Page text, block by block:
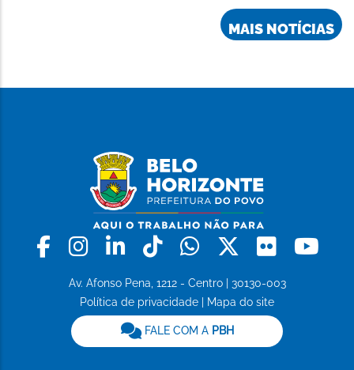
MAIS NOTÍCIAS
Facebook
Instagram
LinkedinTiktokWhatsapp
X Flickr
Av. Afonso Pena, 1212 - Centro | 30130-003
Política de privacidade
Mapa do site
FALE COM A PBH